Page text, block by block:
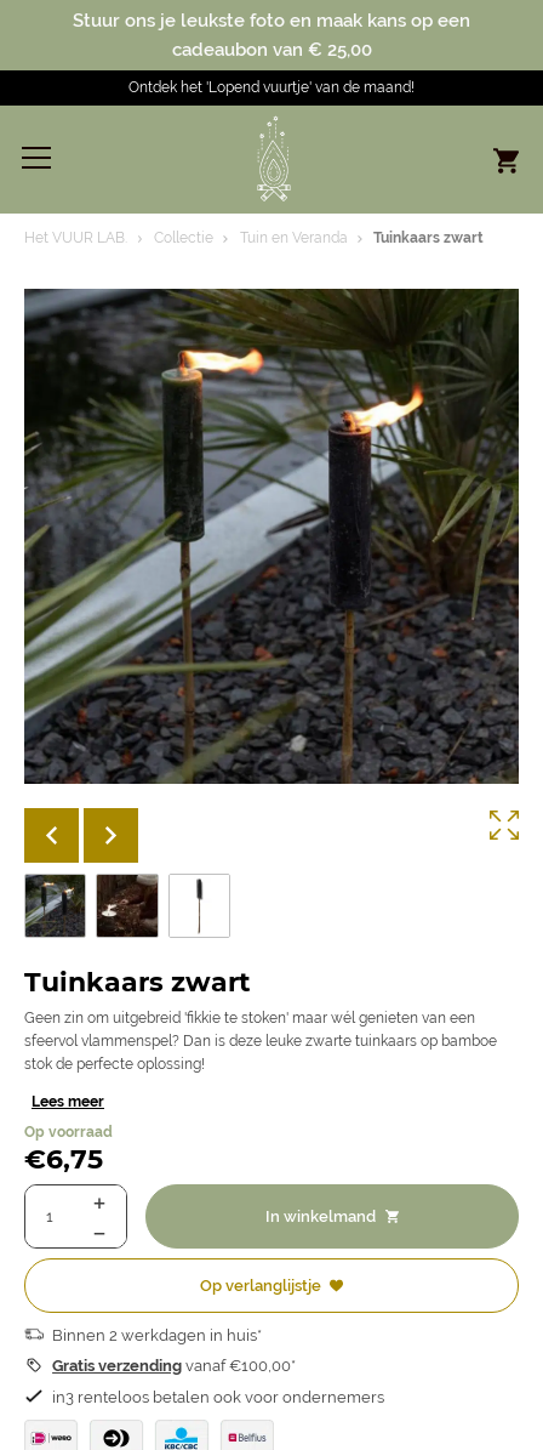
Stuur ons je leukste foto en maak kans op een
cadeaubon van € 25,00
Ontdek het 'Lopend vuurtje' van de maand!
Het VUUR LAB. Collectie Tuin en Veranda Tuinkaars zwart
Tuinkaars zwart
Geen zin om uitgebreid 'fikkie te stoken' maar wél genieten van een
sfeervol vlammenspel? Dan is deze leuke zwarte tuinkaars op bamboe
stok de perfecte oplossing!
Lees meer
Op voorraad
€6,75
In winkelmand
Op verlanglijstje
Binnen 2 werkdagen in huis*
Gratis verzending vanaf €100,00*
in3 renteloos betalen ook voor ondernemers